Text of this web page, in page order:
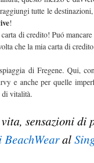
tutte le
!
di credito! Puó
che la mia carta di
di Fregene. Qui,
e anche per quelle
di vitalità.
sensazioni
BeachWearal